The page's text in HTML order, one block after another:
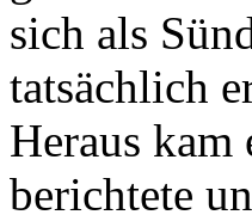
sich als
tatsächlich
Heraus kam
berichtete